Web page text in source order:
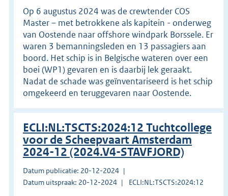
Op 6 augustus 2024 was de crewtender COS
Master – met betrokkene als kapitein - onderweg
van Oostende naar offshore windpark Borssele. Er
waren 3 bemanningsleden en 13 passagiers aan
boord. Het schip is in Belgische wateren over een
boei (WP1) gevaren en is daarbij lek geraakt.
Nadat de schade was geïnventariseerd is het schip
omgekeerd en teruggevaren naar Oostende.
ECLI:NL:TSCTS:2024:12 Tuchtcollege
voor de Scheepvaart Amsterdam
2024-12 (2024.V4-STAVFJORD)
Datum publicatie: 20-12-2024
Datum uitspraak: 20-12-2024
ECLI:NL:TSCTS:2024:12